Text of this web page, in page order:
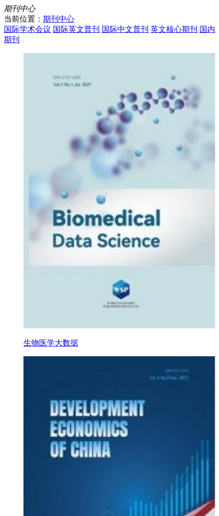
期刊中心
当前位置： 期刊中心
国际学术会议 国际英文普刊 国际中文普刊 英文核心期刊 国内
期刊
生物医学大数据